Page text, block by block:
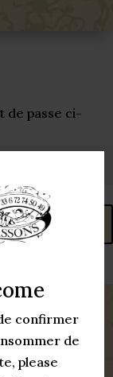
confirmer
de
please
de passe ci-